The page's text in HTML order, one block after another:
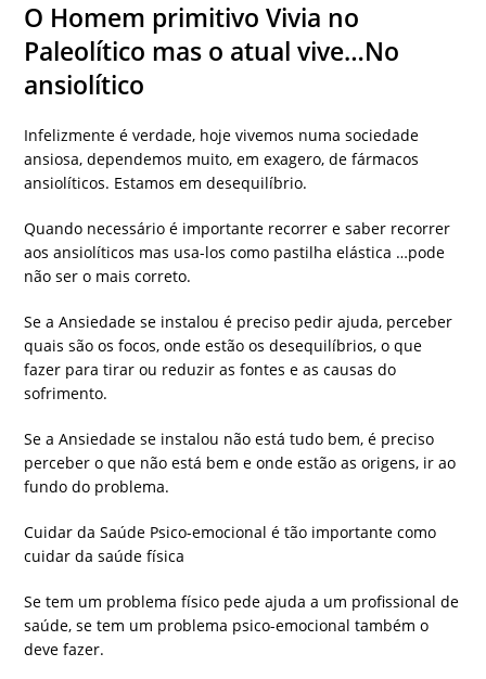
O Homem primitivo Vivia no
Paleolítico mas o atual vive…No
ansiolítico
Infelizmente é verdade, hoje vivemos numa sociedade
ansiosa, dependemos muito, em exagero, de fármacos
ansiolíticos. Estamos em desequilíbrio.
Quando necessário é importante recorrer e saber recorrer
aos ansiolíticos mas usa-los como pastilha elástica …pode
não ser o mais correto.
Se a Ansiedade se instalou é preciso pedir ajuda, perceber
quais são os focos, onde estão os desequilíbrios, o que
fazer para tirar ou reduzir as fontes e as causas do
sofrimento.
Se a Ansiedade se instalou não está tudo bem, é preciso
perceber o que não está bem e onde estão as origens, ir ao
fundo do problema.
Cuidar da Saúde Psico-emocional é tão importante como
cuidar da saúde física
Se tem um problema físico pede ajuda a um profissional de
saúde, se tem um problema psico-emocional também o
deve fazer.